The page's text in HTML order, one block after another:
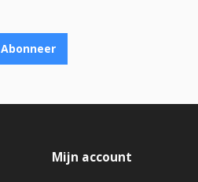
Abonneer
Mijn account